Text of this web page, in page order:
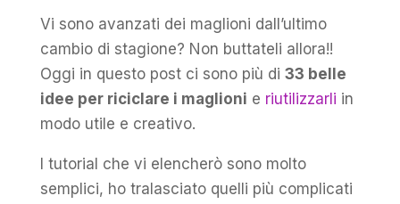
Vi sono avanzati dei maglioni dall’ultimo
cambio di stagione? Non buttateli allora!!
Oggi in questo post ci sono più di 33 belle
idee per riciclare i maglioni e riutilizzarli in
modo utile e creativo.
I tutorial che vi elencherò sono molto
semplici, ho tralasciato quelli più complicati